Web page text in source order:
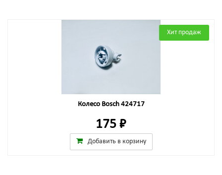
Хит продаж
Колесо Bosch 424717
175 ₽
Добавить в корзину